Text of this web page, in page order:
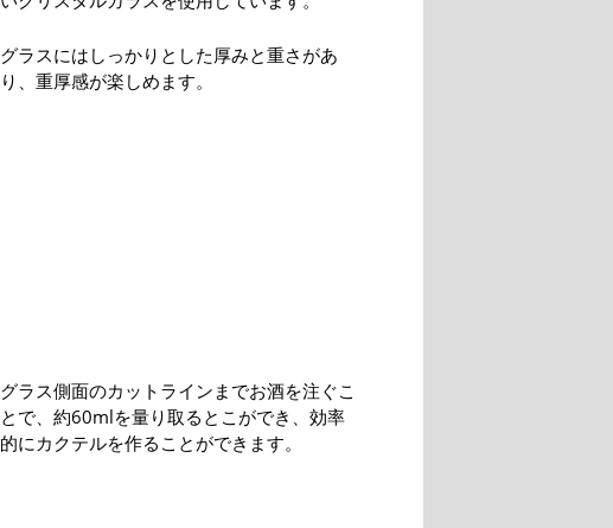
グラスにはしっかりとした厚みと重さがあ
り、重厚感が楽しめます。
グラス側面のカットラインまでお酒を注ぐこ
とで、約60mlを量り取るとこができ、効率
的にカクテルを作ることができます。